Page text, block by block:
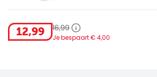
12,99 16,99
Je bespaart € 4,00